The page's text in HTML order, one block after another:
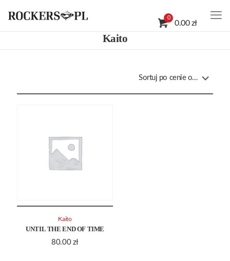
0
0.00 zł
Kaito
UNTIL THE END OF TIME
80.00 zł
Kaito